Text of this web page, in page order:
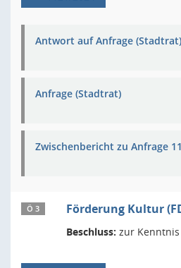
Antwort auf Anfrage (Stadtrat)
Anfrage (Stadtrat)
Zwischenbericht zu Anfrage
Ö 3 Förderung Kultur
Beschluss: zur